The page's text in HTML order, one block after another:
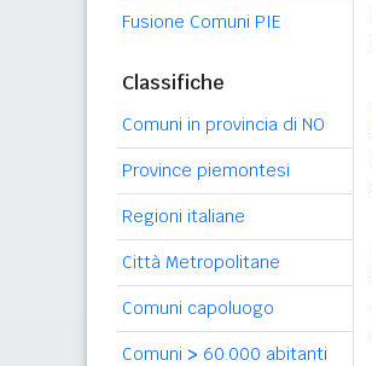
Fusione Comuni PIE
Classifiche
Comuni in provincia di NO
Province piemontesi
Regioni italiane
Città Metropolitane
Comuni capoluogo
Comuni > 60.000 abitanti